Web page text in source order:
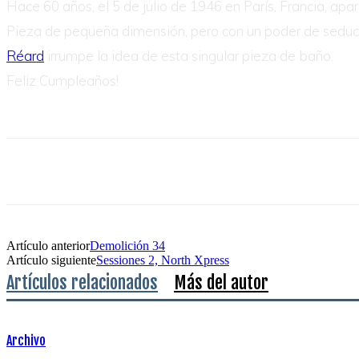
Hace 60 años, el 5 de julio de 1946 en París, Francia,
Pieza de pequeña dimensión, pero con un poder de
Réard irrumpe la idea de esta singular pieza de baño.
Feliz Cumpleaños!
Artículo anteriorDemolición 34
Artículo siguienteSessiones 2, North Xpress
Artículos relacionados Más del autor
Archivo